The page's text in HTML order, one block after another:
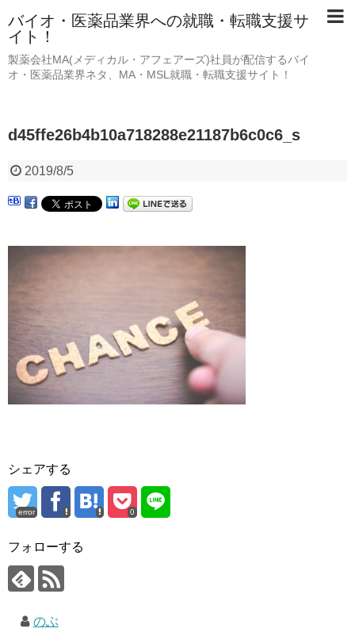
バイオ・医薬品業界への就職・転職支援サ
イト！
製薬会社MA(メディカル・アフェアーズ)社員が配信するバイ
オ・医薬品業界ネタ、MA・MSL就職・転職支援サイト！
d45ffe26b4b10a718288e21187b6c0c6_s
2019/8/5
シェアする
error 0
フォローする
のぶ